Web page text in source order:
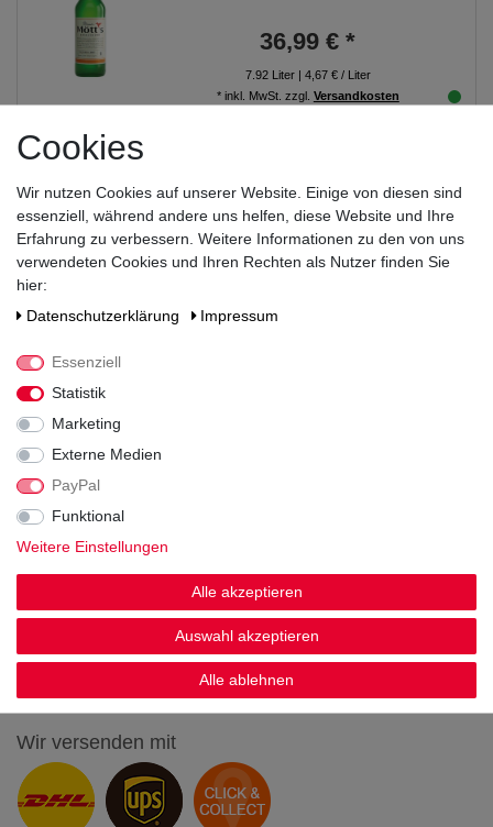
36,99 € *
7.92Liter| 4,67 € / Liter
* inkl. MwSt. zzgl. Versandkosten
36,99 € *
7.92Liter| 4,67 € / Liter
Zahlen Sie bequem per
Wir versenden mit
Cookies
Wir nutzen Cookies auf unserer Website. Einige von diesen sind
essenziell, während andere uns helfen, diese Website und Ihre
Erfahrung zu verbessern. Weitere Informationen zu den von uns
verwendeten Cookies und Ihren Rechten als Nutzer finden Sie
hier:
Daten­schutz­erklärung
Impressum
Essenziell
Statistik
Marketing
Externe Medien
PayPal
Funktional
Weitere Einstellungen
Alle akzeptieren
Auswahl akzeptieren
Alle ablehnen